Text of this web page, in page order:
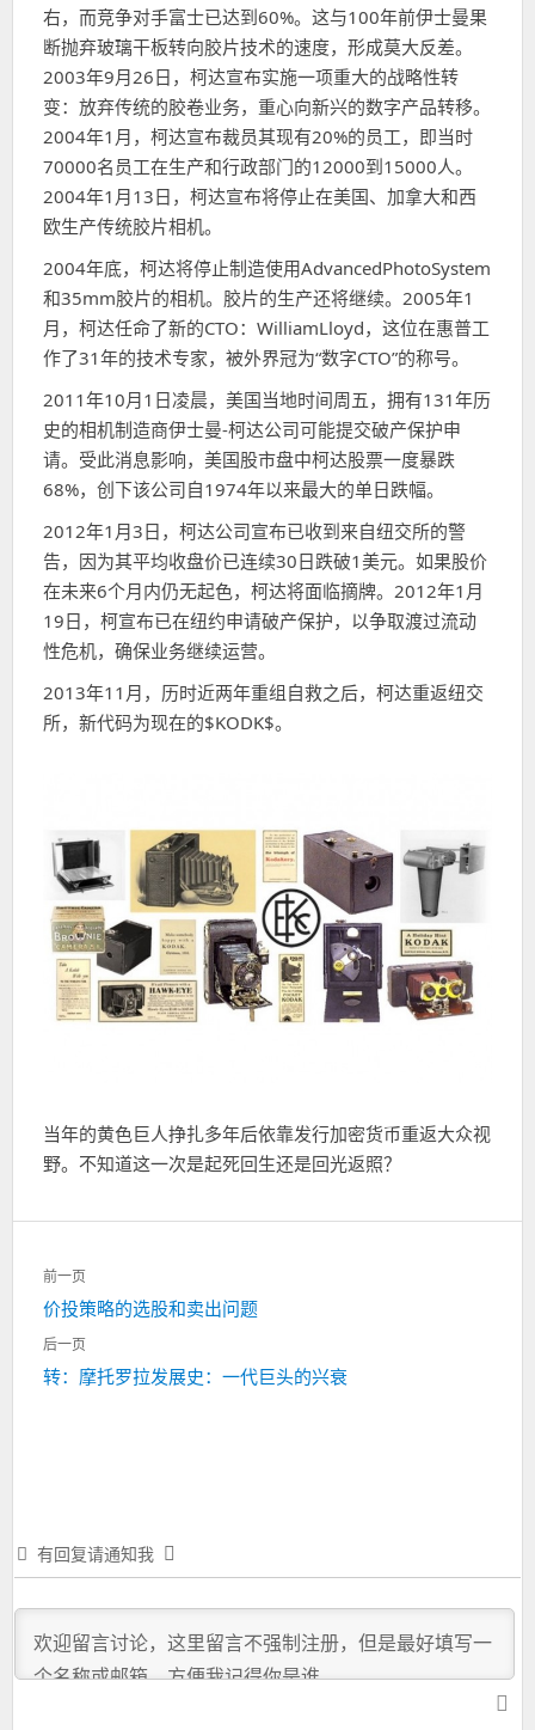
右，而竞争对手富士已达到60%。这与100年前伊士曼果
断抛弃玻璃干板转向胶片技术的速度，形成莫大反差。
2003年9月26日，柯达宣布实施一项重大的战略性转
变：放弃传统的胶卷业务，重心向新兴的数字产品转移。
2004年1月，柯达宣布裁员其现有20%的员工，即当时
70000名员工在生产和行政部门的12000到15000人。
2004年1月13日，柯达宣布将停止在美国、加拿大和西
欧生产传统胶片相机。
2004年底，柯达将停止制造使用AdvancedPhotoSystem
和35mm胶片的相机。胶片的生产还将继续。2005年1
月，柯达任命了新的CTO：WilliamLloyd，这位在惠普工
作了31年的技术专家，被外界冠为“数字CTO”的称号。
2011年10月1日凌晨，美国当地时间周五，拥有131年历
史的相机制造商伊士曼-柯达公司可能提交破产保护申
请。受此消息影响，美国股市盘中柯达股票一度暴跌
68%，创下该公司自1974年以来最大的单日跌幅。
2012年1月3日，柯达公司宣布已收到来自纽交所的警
告，因为其平均收盘价已连续30日跌破1美元。如果股价
在未来6个月内仍无起色，柯达将面临摘牌。2012年1月
19日，柯宣布已在纽约申请破产保护，以争取渡过流动
性危机，确保业务继续运营。
2013年11月，历时近两年重组自救之后，柯达重返纽交
所，新代码为现在的$KODK$。
当年的黄色巨人挣扎多年后依靠发行加密货币重返大众视
野。不知道这一次是起死回生还是回光返照？
文
章
导
航
前一页
上
一
价投策略的选股和卖出问题
后一页
下
转：摩托罗拉发展史：一代巨头的兴衰
有回复请通知我